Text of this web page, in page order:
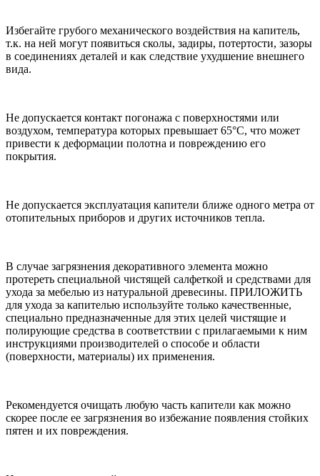
Избегайте грубого механического воздействия на капитель,
т.к. на ней могут появиться сколы, задиры, потертости, зазоры
в соединениях деталей и как следствие ухудшение внешнего
вида.
Не допускается контакт погонажа с поверхностями или
воздухом, температура которых превышает 65°С, что может
привести к деформации полотна и повреждению его
покрытия.
Не допускается эксплуатация капители ближе одного метра от
отопительных приборов и других источников тепла.
В случае загрязнения декоративного элемента можно
протереть специальной чистящей салфеткой и средствами для
ухода за мебелью из натуральной древесины. ПРИЛОЖИТЬ
для ухода за капителью используйте только качественные,
специально предназначенные для этих целей чистящие и
полирующие средства в соответствии с прилагаемыми к ним
инструкциями производителей о способе и области
(поверхности, материалы) их применения.
Рекомендуется очищать любую часть капители как можно
скорее после ее загрязнения во избежание появления стойких
пятен и их повреждения.